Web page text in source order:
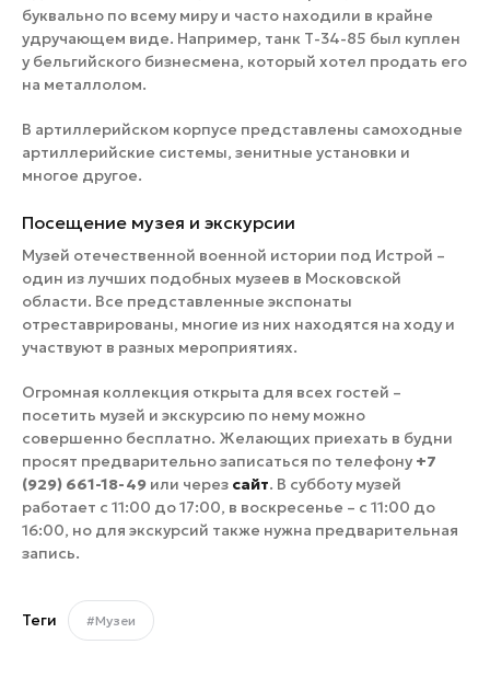
буквально по всему миру и часто находили в крайне
удручающем виде. Например, танк Т-34-85 был куплен
у бельгийского бизнесмена, который хотел продать его
на металлолом.
В артиллерийском корпусе представлены самоходные
артиллерийские системы, зенитные установки и
многое другое.
Посещение музея и экскурсии
Музей отечественной военной истории под Истрой –
один из лучших подобных музеев в Московской
области. Все представленные экспонаты
отреставрированы, многие из них находятся на ходу и
участвуют в разных мероприятиях.
Огромная коллекция открыта для всех гостей –
посетить музей и экскурсию по нему можно
совершенно бесплатно. Желающих приехать в будни
просят предварительно записаться по телефону +7
(929) 661-18-49 или через сайт. В субботу музей
работает с 11:00 до 17:00, в воскресенье – с 11:00 до
16:00, но для экскурсий также нужна предварительная
запись.
Теги #Музеи